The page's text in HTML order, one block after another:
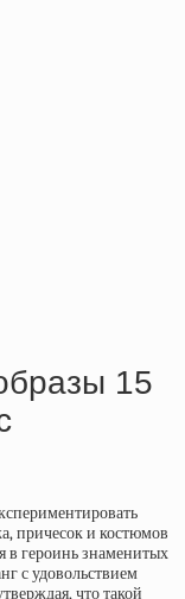
15
причесок и костюмов
в героинь знаменитых
с удовольствием
что такой